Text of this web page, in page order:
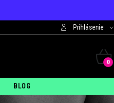
Prihlásenie
BLOG